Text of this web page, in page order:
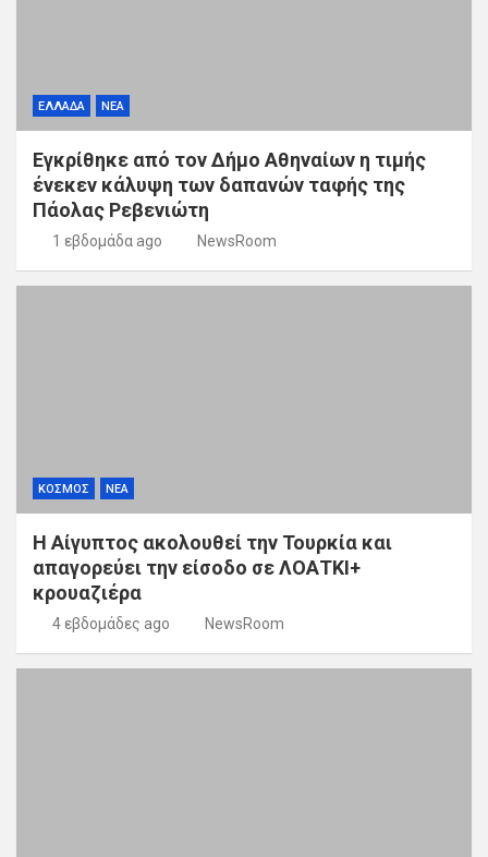
ΕΛΛΑΔΑ ΝΕΑ
Εγκρίθηκε από τον Δήμο Αθηναίων η τιμής
ένεκεν κάλυψη των δαπανών ταφής της
Πάολας Ρεβενιώτη
1 εβδομάδα ago NewsRoom
ΚΟΣΜΟΣ ΝΕΑ
Η Αίγυπτος ακολουθεί την Τουρκία και
απαγορεύει την είσοδο σε ΛΟΑΤΚΙ+
κρουαζιέρα
4 εβδομάδες ago NewsRoom